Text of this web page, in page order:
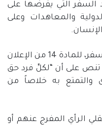
التي يفرضها على
والمعاهدات وعلى
ويأتي الانتهاك الأبرز في قيود السفر، للمادة 14 من الإعلان
تنص على أن “لكلِّ فرد حق
والتمتع به خلاصاً من
الرأي المفرج عنهم أو